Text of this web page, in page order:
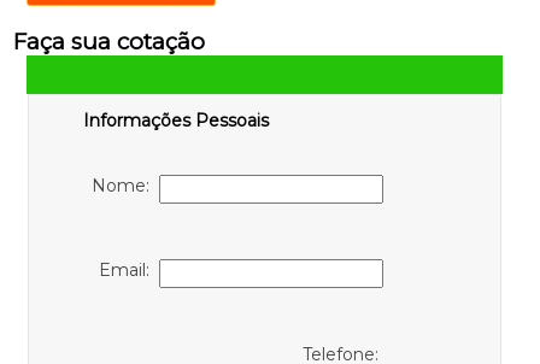
Faça sua cotação
Informações Pessoais
Nome:
Email:
Telefone: